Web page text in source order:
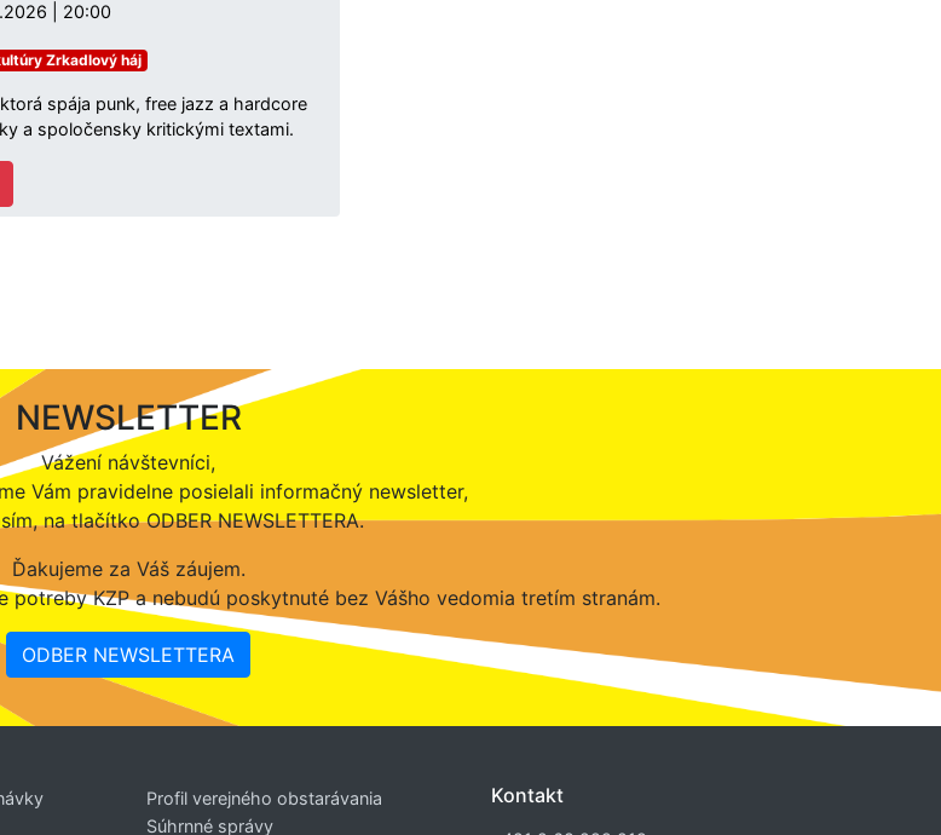
| 20:00
Zrkadlový háj
spája punk, free jazz a hardcore
a spoločensky kritickými textami.
NEWSLETTER
Vážení návštevníci,
Vám pravidelne posielali informačný newsletter,
na tlačítko ODBER NEWSLETTERA.
Ďakujeme za Váš záujem.
potreby KZP a nebudú poskytnuté bez Vášho vedomia tretím stranám.
ODBER NEWSLETTERA
Profil verejného obstarávania
Súhrnné správy
Kontakt